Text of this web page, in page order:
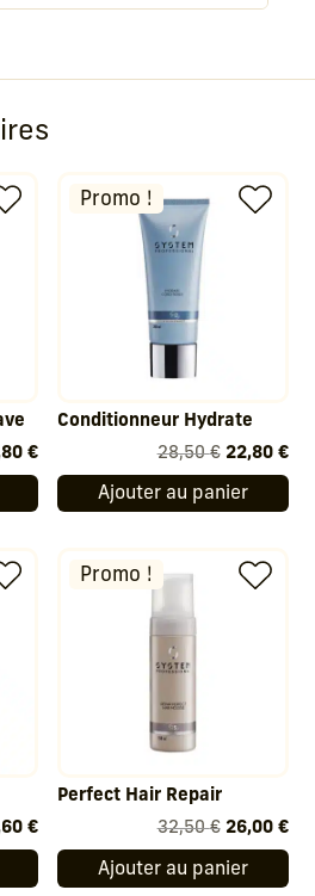
€.
€Le
prix
actuel
22,80 €.
Promo !
Conditionneur Hydrate
28,50€ Le
prix
initial
28,50 €.
22,80 €Le
Ajouter au panier
€Le
prix
actuel
Promo !
Perfect Hair Repair
32,50€ Le
prix
initial
26,00 €Le
Ajouter au panier